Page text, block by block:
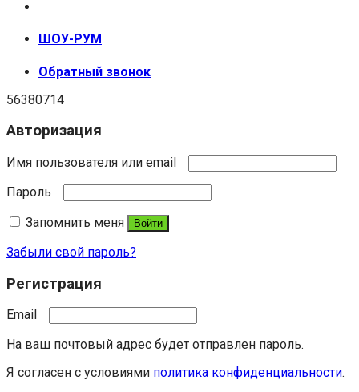
ШОУ-РУМ
Обратный звонок
56380714
Авторизация
Имя пользователя или email
Пароль
Запомнить меня
Войти
Забыли свой пароль?
Регистрация
Email
На ваш почтовый адрес будет отправлен пароль.
Я согласен с условиями политика конфиденциальности.